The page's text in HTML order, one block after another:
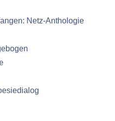
Netz-Anthologie